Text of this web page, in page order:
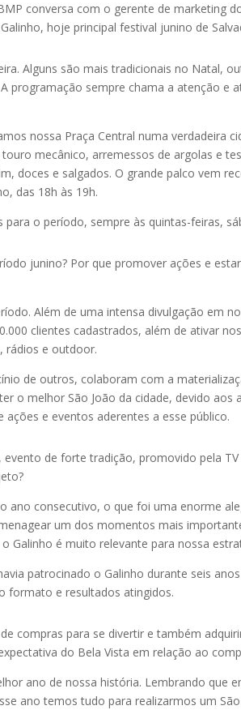
conversa com o gerente de marketing
hoje principal festival junino de
Alguns são mais tradicionais no Natal,
programação sempre chama a atenção e
nossa Praça Central numa verdadeira
mecânico, arremessos de argolas e
doces e salgados. O grande palco vem
das 18h às 19h.
o período, sempre às quintas-feiras,
junino? Por que promover ações e
Além de uma intensa divulgação em
clientes cadastrados, além de ativar
rádios e outdoor.
de outros, colaboram com a
o melhor São João da cidade, devido aos
e eventos aderentes a esse público.
de forte tradição, promovido pela
ano consecutivo, o que foi uma enorme
um dos momentos mais
é muito relevante para nossa
patrocinado o Galinho durante seis
formato e resultados atingidos.
compras para se divertir e também
do Bela Vista em relação ao
ano de nossa história. Lembrando que
ano temos tudo para realizarmos um